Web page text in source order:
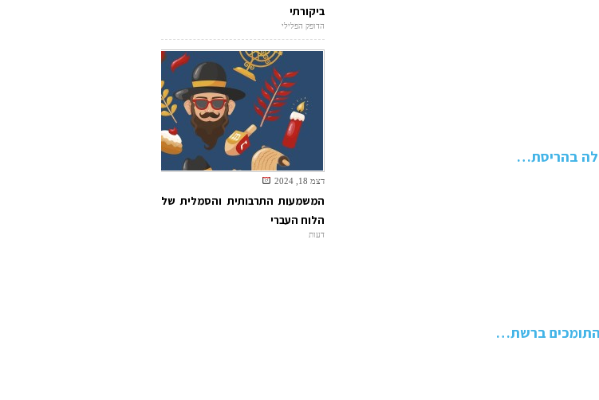
בהריסת…
ברשת…
ביקורתי
הדופק הפלילי
דצמ 18, 2024
המשמעות התרבותית והסמלית של
הלוח העברי
דעות